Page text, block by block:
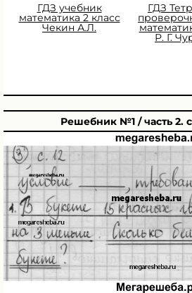
ГДЗ учебник
математика 2 класс
Чекин А.Л.
ГДЗ
Р. Г.
Решебник №1 / часть 2.